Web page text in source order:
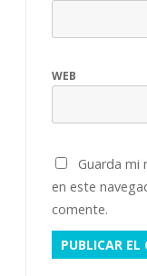
WEB
Guarda mi
en este
comente.